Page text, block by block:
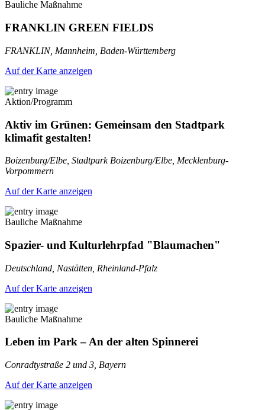
Bauliche Maßnahme
FRANKLIN GREEN FIELDS
FRANKLIN, Mannheim, Baden-Württemberg
Auf der Karte anzeigen
Aktion/Programm
Aktiv im Grünen: Gemeinsam den Stadtpark
klimafit gestalten!
Boizenburg/Elbe, Stadtpark Boizenburg/Elbe, Mecklenburg-
Vorpommern
Auf der Karte anzeigen
Bauliche Maßnahme
Spazier- und Kulturlehrpfad "Blaumachen"
Deutschland, Nastätten, Rheinland-Pfalz
Auf der Karte anzeigen
Bauliche Maßnahme
Leben im Park – An der alten Spinnerei
Conradtystraße 2 und 3, Bayern
Auf der Karte anzeigen